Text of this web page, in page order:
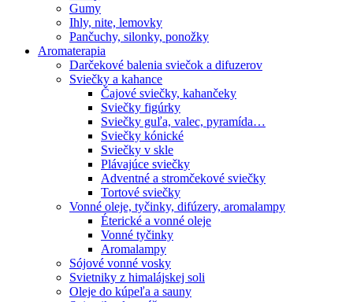
Gumy
Ihly, nite, lemovky
Pančuchy, silonky, ponožky
Aromaterapia
Darčekové balenia sviečok a difuzerov
Sviečky a kahance
Čajové sviečky, kahančeky
Sviečky figúrky
Sviečky guľa, valec, pyramída…
Sviečky kónické
Sviečky v skle
Plávajúce sviečky
Adventné a stromčekové sviečky
Tortové sviečky
Vonné oleje, tyčinky, difúzery, aromalampy
Éterické a vonné oleje
Vonné tyčinky
Aromalampy
Sójové vonné vosky
Svietniky z himalájskej soli
Oleje do kúpeľa a sauny